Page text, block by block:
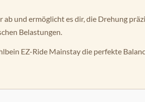
und ermöglicht es dir, die Drehung
Belastungen.
EZ-Ride Mainstay die perfekte